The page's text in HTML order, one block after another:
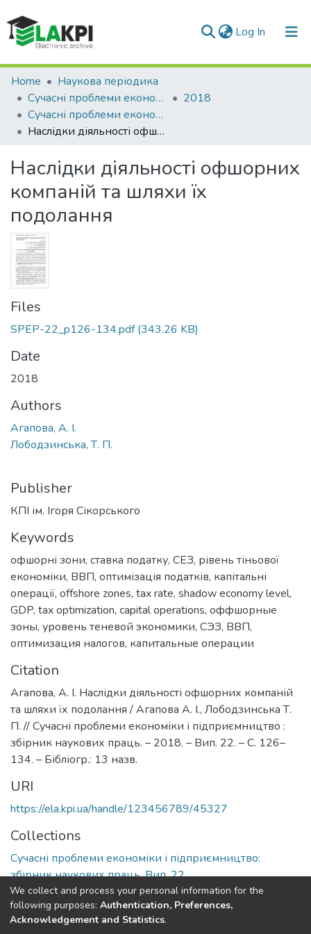
Log In (current)
Communities & Collections
All of DSpace
Statistics
Home
Наукова періодика
Сучасні проблеми економіки і підприємництво
2018
Сучасні проблеми економіки і підприємництво: збірник наукових праць, Вип. 22
Наслідки діяльності офшорних компаній та шляхи їх подолання
Наслідки діяльності офшорних
компаній та шляхи їх
подолання
Files
SPEP-22_p126-134.pdf(343.26 KB)
Date
2018
Authors
Агапова, А. І.
Лободзинська, Т. П.
Publisher
КПІ ім. Ігоря Сікорського
Keywords
офшорні зони, ставка податку, СЕЗ, рівень тіньової
економіки, ВВП, оптимізація податків, капітальні
операції, offshore zones, tax rate, shadow economy level,
GDP, tax optimization, capital operations, оффшорные
зоны, уровень теневой экономики, СЭЗ, ВВП,
оптимизация налогов, капитальные операции
Citation
Агапова, А. І. Наслідки діяльності офшорних компаній
та шляхи їх подолання / Агапова А. І., Лободзинська Т.
П. // Сучасні проблеми економіки і підприємництво :
збірник наукових праць. – 2018. – Вип. 22. – С. 126–
134. – Бібліогр.: 13 назв.
URI
https://ela.kpi.ua/handle/123456789/45327
Collections
Сучасні проблеми економіки і підприємництво:
збірник наукових праць, Вип. 22
Full item page
We collect and process your personal information for the
following purposes: Authentication, Preferences,
Acknowledgement and Statistics.